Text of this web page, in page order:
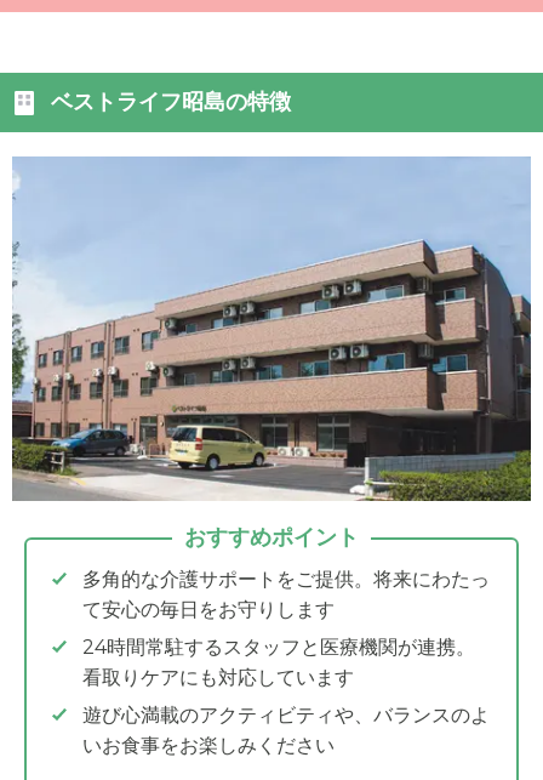
ベストライフ昭島の特徴
おすすめポイント
多角的な介護サポートをご提供。将来にわたっ
て安心の毎日をお守りします
24時間常駐するスタッフと医療機関が連携。
看取りケアにも対応しています
遊び心満載のアクティビティや、バランスのよ
いお食事をお楽しみください